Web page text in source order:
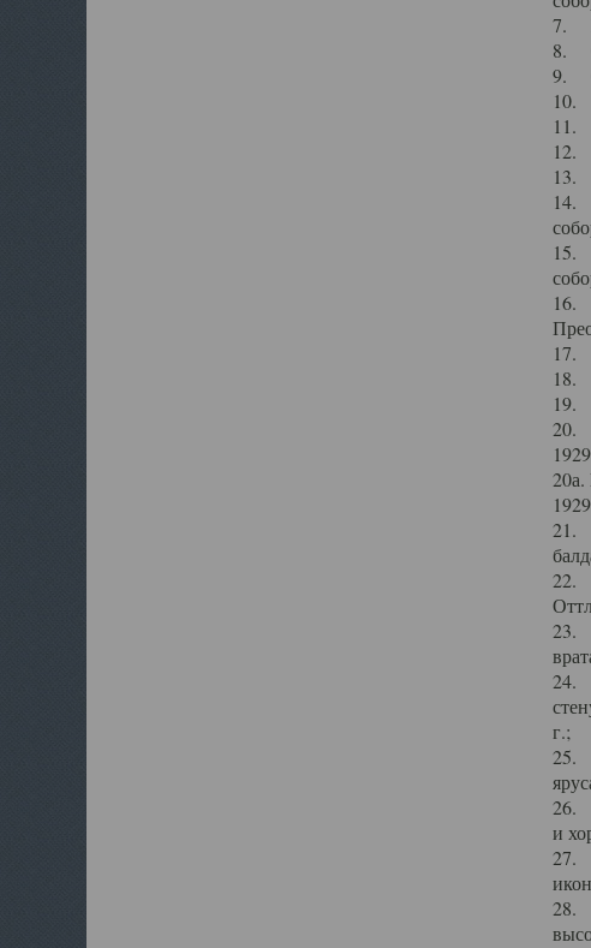
7.
8.
9.
10.
11.
12.
13.
14.
15.
16.
17.
18.
19.
20.
21.
22.
23.
24.
г.;
25.
26.
и
27.
28.